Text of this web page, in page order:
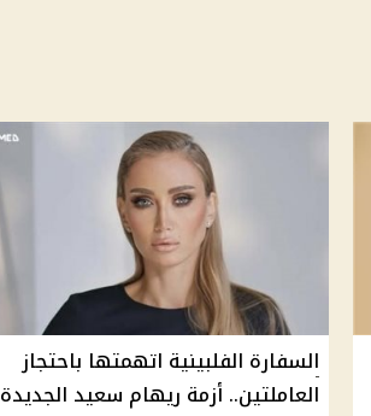
السفارة الفلبينية اتهمتها باحتجاز
العاملتين.. أزمة ريهام سعيد الجديدة